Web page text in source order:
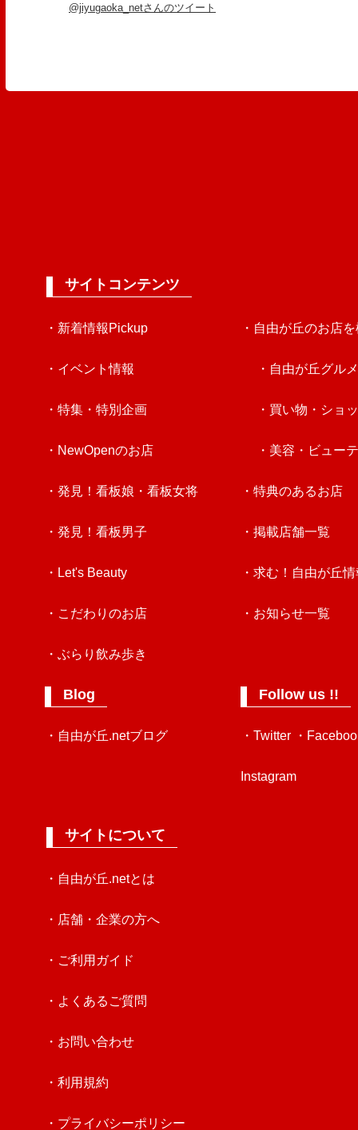
@jiyugaoka_netさんのツイート
サイトコンテンツ
・新着情報Pickup
・イベント情報
・特集・特別企画
・NewOpenのお店
・発見！看板娘・看板女将
・発見！看板男子
・Let's Beauty
・こだわりのお店
・ぶらり飲み歩き
Blog
・自由が丘.netブログ
・自由が丘のお店
・自由が丘グルメ
・買い物・ショ
・美容・ビュー
・特典のあるお店
・掲載店舗一覧
・求む！自由が丘
・お知らせ一覧
Follow us !!
・Twitter ・
Instagram
サイトについて
・自由が丘.netとは
・店舗・企業の方へ
・ご利用ガイド
・よくあるご質問
・お問い合わせ
・利用規約
・プライバシーポリシー